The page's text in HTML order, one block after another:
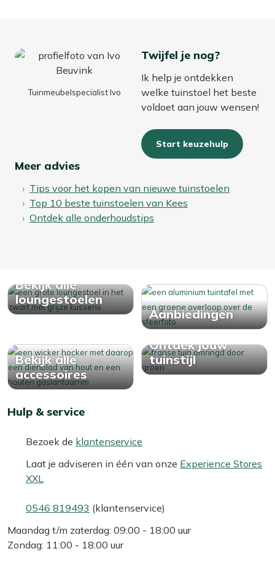
Tuinmeubelspecialist Ivo
Twijfel je nog?
Ik help je ontdekken
welke tuinstoel het beste
voldoet aan jouw wensen!
Start keuzehulp
Meer advies
Tips voor het kopen van nieuwe tuinstoelen
Top 10 beste tuinstoelen van Kees
Ontdek alle onderhoudstips
Bekijk alle
loungestoelen
Aanbiedingen
Bekijk alle
accessoires
Ontdek jouw
tuinstijl
Hulp & service
Bezoek de klantenservice
Laat je adviseren in één van onze Experience Stores
XXL
0546 819493 (klantenservice)
Maandag t/m zaterdag: 09:00 - 18:00 uur
Zondag: 11:00 - 18:00 uur